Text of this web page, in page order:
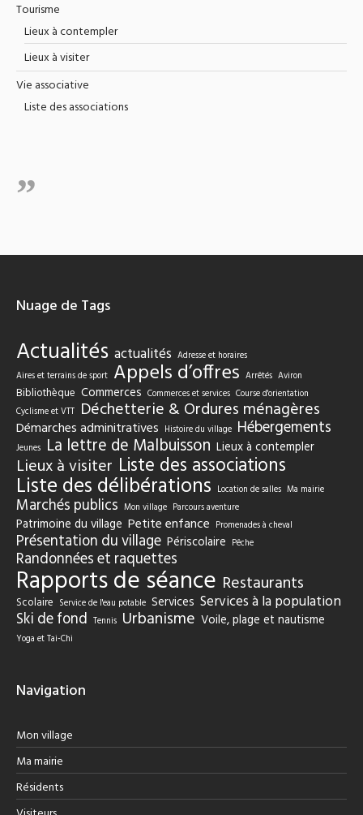
Tourisme
Lieux à contempler
Lieux à visiter
Vie associative
Liste des associations
Nuage de Tags
Actualités actualités Adresse et horaires
Aires et terrains de sport Appels d’offres Arrêtés Aviron
Bibliothèque Commerces Commerces et services Course d'orientation
Cyclisme et VTT Déchetterie & Ordures ménagères
Démarches adminitratives Histoire du village Hébergements
Jeunes La lettre de Malbuisson Lieux à contempler
Lieux à visiter Liste des associations
Liste des délibérations Location de salles Ma mairie
Marchés publics Mon village Parcours aventure
Patrimoine du village Petite enfance Promenades à cheval
Présentation du village Périscolaire Pêche
Randonnées et raquettes
Rapports de séance Restaurants
Scolaire Service de l'eau potable Services Services à la population
Ski de fond Tennis Urbanisme Voile, plage et nautisme
Yoga et Tai-Chi
Navigation
Mon village
Ma mairie
Résidents